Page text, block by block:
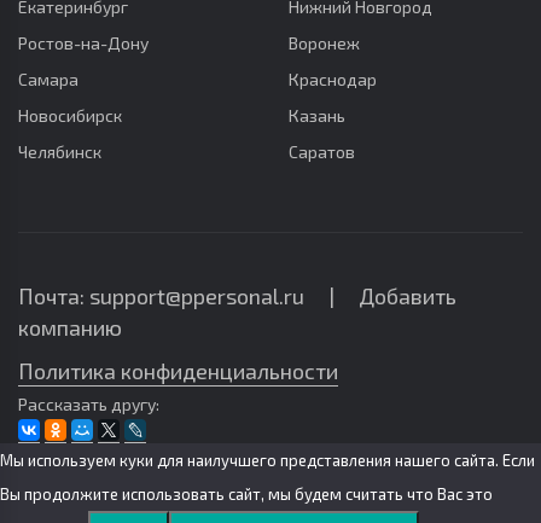
Екатеринбург
Нижний Новгород
Ростов-на-Дону
Воронеж
Самара
Краснодар
Новосибирск
Казань
Челябинск
Саратов
Почта: support@ppersonal.ru | Добавить
компанию
Политика конфиденциальности
Рассказать другу:
Мы используем куки для наилучшего представления нашего сайта. Если
Вы продолжите использовать сайт, мы будем считать что Вас это